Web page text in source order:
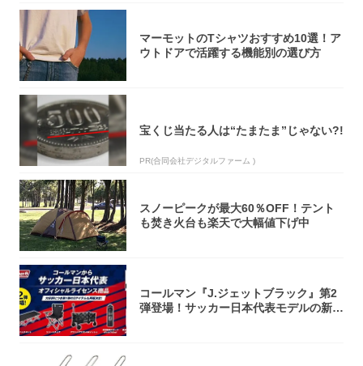
マーモットのTシャツおすすめ10選！ア
ウトドアで活躍する機能別の選び方
宝くじ当たる人は“たまたま”じゃない?!
PR(合同会社デジタルファーム )
スノーピークが最大60％OFF！テント
も焚き火台も楽天で大幅値下げ中
コールマン『J.ジェットブラック』第2
弾登場！サッカー日本代表モデルの新作